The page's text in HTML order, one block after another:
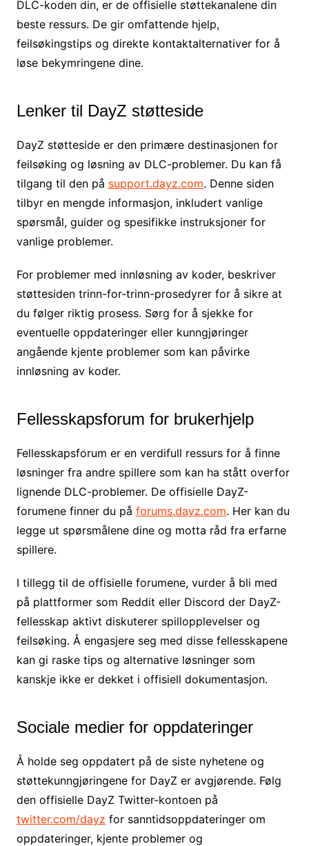
DLC-koden din, er de offisielle støttekanalene din
beste ressurs. De gir omfattende hjelp,
feilsøkingstips og direkte kontaktalternativer for å
løse bekymringene dine.
Lenker til DayZ støtteside
DayZ støtteside er den primære destinasjonen for
feilsøking og løsning av DLC-problemer. Du kan få
tilgang til den på support.dayz.com. Denne siden
tilbyr en mengde informasjon, inkludert vanlige
spørsmål, guider og spesifikke instruksjoner for
vanlige problemer.
For problemer med innløsning av koder, beskriver
støttesiden trinn-for-trinn-prosedyrer for å sikre at
du følger riktig prosess. Sørg for å sjekke for
eventuelle oppdateringer eller kunngjøringer
angående kjente problemer som kan påvirke
innløsning av koder.
Fellesskapsforum for brukerhjelp
Fellesskapsforum er en verdifull ressurs for å finne
løsninger fra andre spillere som kan ha stått overfor
lignende DLC-problemer. De offisielle DayZ-
forumene finner du på forums.dayz.com. Her kan du
legge ut spørsmålene dine og motta råd fra erfarne
spillere.
I tillegg til de offisielle forumene, vurder å bli med
på plattformer som Reddit eller Discord der DayZ-
fellesskap aktivt diskuterer spillopplevelser og
feilsøking. Å engasjere seg med disse fellesskapene
kan gi raske tips og alternative løsninger som
kanskje ikke er dekket i offisiell dokumentasjon.
Sociale medier for oppdateringer
Å holde seg oppdatert på de siste nyhetene og
støttekunngjøringene for DayZ er avgjørende. Følg
den offisielle DayZ Twitter-kontoen på
twitter.com/dayz for sanntidsoppdateringer om
oppdateringer, kjente problemer og